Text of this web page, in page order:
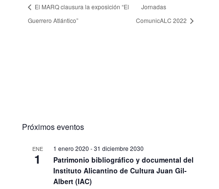
El MARQ clausura la exposición “El
Guerrero Atlántico”
Jornadas
ComunicALC 2022
Próximos eventos
ENE
1
1 enero 2020 -31 diciembre 2030
Patrimonio bibliográfico y documental del
Instituto Alicantino de Cultura Juan Gil-
Albert (IAC)